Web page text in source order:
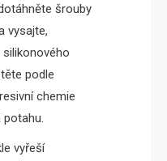
šrouby
vysajte,
silikonového
podle
chemie
potahu.
vyřeší